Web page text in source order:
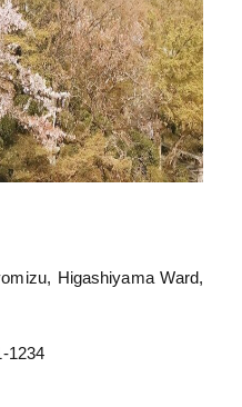
Higashiyama Ward,
1234